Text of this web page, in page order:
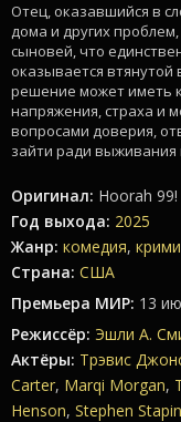
Отец, оказавшийся в
дома и других
сыновей, что
оказывается
решение может иметь
напряжения, страха и
вопросами доверия,
зайти ради выживания
Оригинал: Hoorah 99!
Год выхода: 2025
Жанр: комедия,
Страна: США
Премьера МИР: 13
Режиссёр: Эшли А.
Актёры: Трэвис
Carter, Marqi Morgan,
Henson, Stephen